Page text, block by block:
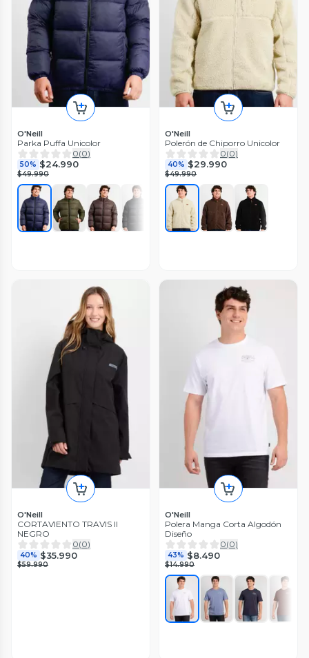
O'Neill
Parka Puffa Unicolor
0(0)
50% $24.990
$49.990
O'Neill
Polerón de Chiporro Unicolor
0(0)
40% $29.990
$49.990
O'Neill
CORTAVIENTO TRAVIS II
NEGRO
0(0)
40% $35.990
$59.990
O'Neill
Polera Manga Corta Algodón
Diseño
0(0)
43% $8.490
$14.990